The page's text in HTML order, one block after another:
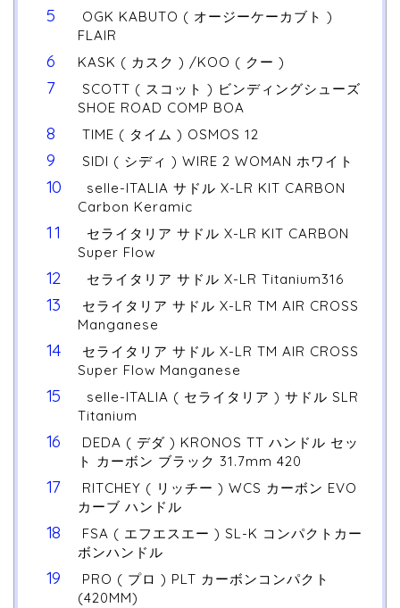
OGK KABUTO ( オージーケーカブト )
FLAIR
KASK ( カスク ) /KOO ( クー )
SCOTT ( スコット ) ビンディングシューズ
SHOE ROAD COMP BOA
TIME ( タイム ) OSMOS 12
SIDI ( シディ ) WIRE 2 WOMAN ホワイト
selle-ITALIA サドル X-LR KIT CARBON
Carbon Keramic
セライタリア サドル X-LR KIT CARBON
Super Flow
セライタリア サドル X-LR Titanium316
セライタリア サドル X-LR TM AIR CROSS
Manganese
セライタリア サドル X-LR TM AIR CROSS
Super Flow Manganese
selle-ITALIA ( セライタリア ) サドル SLR
Titanium
DEDA ( デダ ) KRONOS TT ハンドル セッ
ト カーボン ブラック 31.7mm 420
RITCHEY ( リッチー ) WCS カーボン EVO
カーブ ハンドル
FSA ( エフエスエー ) SL-K コンパクトカー
ボンハンドル
PRO ( プロ ) PLT カーボンコンパクト
(420MM)